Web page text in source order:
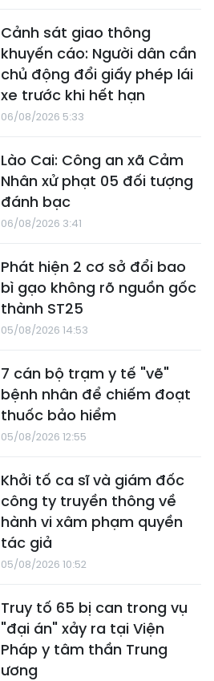
Cảnh sát giao thông
khuyến cáo: Người dân cần
chủ động đổi giấy phép lái
xe trước khi hết hạn
06/08/2026 5:33
Lào Cai: Công an xã Cảm
Nhân xử phạt 05 đối tượng
đánh bạc
06/08/2026 3:41
Phát hiện 2 cơ sở đổi bao
bì gạo không rõ nguồn gốc
thành ST25
05/08/2026 14:53
7 cán bộ trạm y tế "vẽ"
bệnh nhân để chiếm đoạt
thuốc bảo hiểm
05/08/2026 12:55
Khởi tố ca sĩ và giám đốc
công ty truyền thông về
hành vi xâm phạm quyền
tác giả
05/08/2026 10:52
Truy tố 65 bị can trong vụ
"đại án" xảy ra tại Viện
Pháp y tâm thần Trung
ương